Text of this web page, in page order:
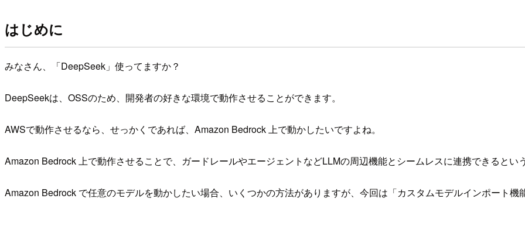
はじめに
みなさん、「DeepSeek」使ってますか？
DeepSeekは、OSSのため、開発者の好きな環境で動作させることができます。
AWSで動作させるなら、せっかくであれば、Amazon Bedrock 上で動かしたいですよね。
Amazon Bedrock 上で動作させることで、ガードレールやエージェントなどLLMの周辺機能とシームレスに連携できるとい
Amazon Bedrock で任意のモデルを動かしたい場合、いくつかの方法がありますが、今回は「カスタムモデルインポート機